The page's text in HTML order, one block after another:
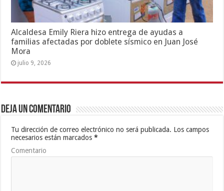
Alcaldesa Emily Riera hizo entrega de ayudas a
familias afectadas por doblete sísmico en Juan José
Mora
julio 9, 2026
Deja un comentario
Tu dirección de correo electrónico no será publicada. Los campos
necesarios están marcados*
Comentario